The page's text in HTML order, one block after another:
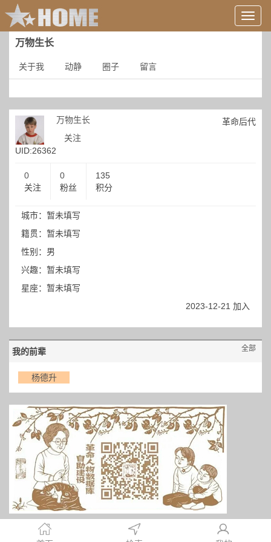
用
户
录
万物生长
关于我 动静 圈子 留言
UID:26362
万物生长
关注
革命后代
0
关注
0
粉丝
135
积分
城市：暂未填写
籍贯：暂未填写
性别：男
兴趣：暂未填写
星座：暂未填写
2023-12-21 加入
我的前辈 全部
杨德升